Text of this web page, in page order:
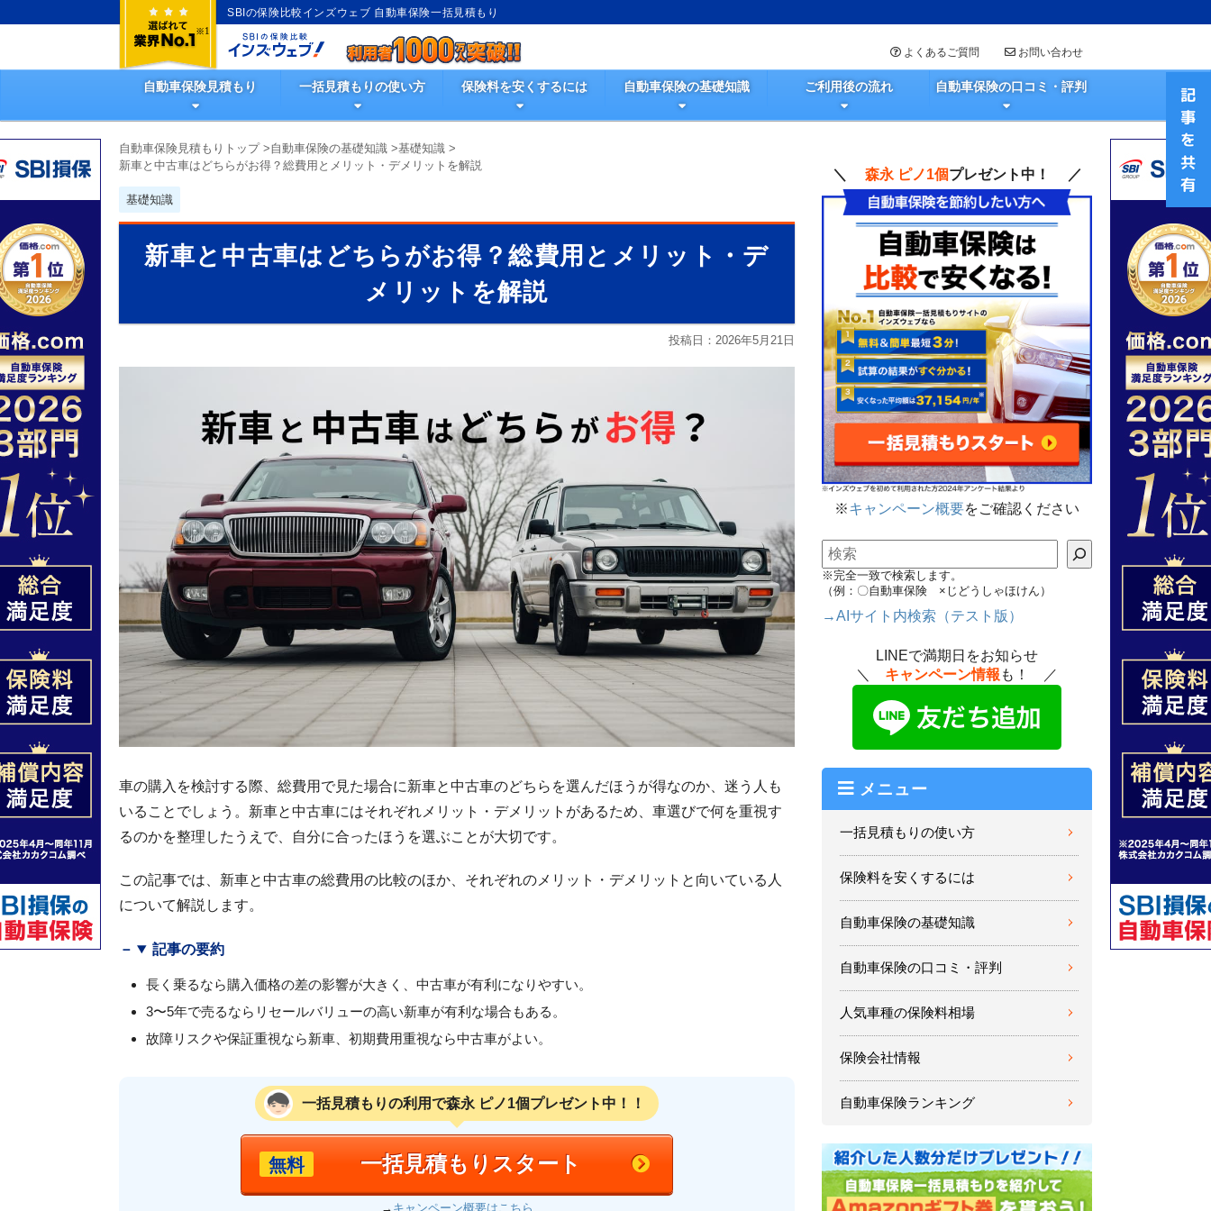
SBIの保険比較インズウェブ 自動車保険一括見積もり
よくあるご質問 お問い合わせ
自動車保険見積もり 一括見積もりの使い方 保険料を安くするには 自動車保険の基礎知識 ご利用後の流れ 自動車保険の口コミ・評判
自動車保険見積もりトップ>自動車保険の基礎知識 >基礎知識 >
新車と中古車はどちらがお得？総費用とメリット・デメリットを解説
基礎知識
新車と中古車はどちらがお得？総費用とメリット・デ
メリットを解説
投稿日： 2026年5月21日
車の購入を検討する際、総費用で見た場合に新車と中古車のどちらを選んだほうが得なのか、迷う人も
いることでしょう。新車と中古車にはそれぞれメリット・デメリットがあるため、車選びで何を重視す
るのかを整理したうえで、自分に合ったほうを選ぶことが大切です。
この記事では、新車と中古車の総費用の比較のほか、それぞれのメリット・デメリットと向いている人
について解説します。
記事の要約
長く乗るなら購入価格の差の影響が大きく、中古車が有利になりやすい。
3〜5年で売るならリセールバリューの高い新車が有利な場合もある。
故障リスクや保証重視なら新車、初期費用重視なら中古車がよい。
一括見積もりの利用で森永 ピノ1個プレゼント中！！
無料 一括見積もりスタート
→ キャンペーン概要はこちら
＼ 森永 ピノ1個プレゼント中！ ／
※キャンペーン概要をご確認ください
検索
※完全一致で検索します。
（例：〇自動車保険 ×じどうしゃほけん）
→AIサイト内検索（テスト版）
LINEで満期日をお知らせ
＼ キャンペーン情報 も！ ／
メニュー
一括見積もりの使い方
保険料を安くするには
自動車保険の基礎知識
自動車保険の口コミ・評判
人気車種の保険料相場
保険会社情報
自動車保険ランキング